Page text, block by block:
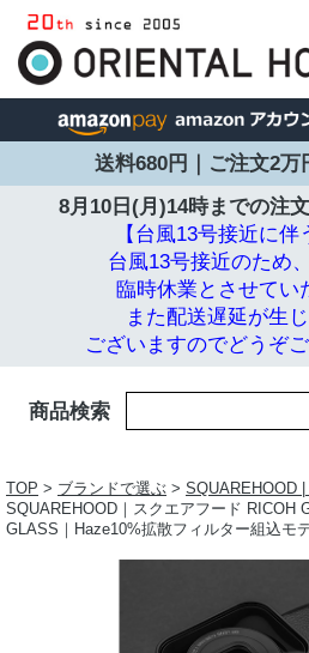
送料680円｜ご注文2万
8月10日(月)14時までの注
【台風13号接近に伴
台風13号接近のため
臨時休業とさせてい
また配送遅延が生
ございますのでどうぞ
商品検索
TOP > ブランドで選ぶ > SQUAREHOOD
SQUAREHOOD｜スクエアフード RICOH
GLASS｜Haze10%拡散フィルター組込モ